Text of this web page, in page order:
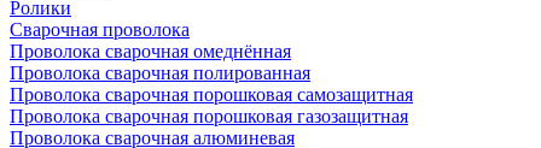
Ролики
Cварочная проволока
Проволока сварочная омеднённая
Проволока сварочная полированная
Проволока сварочная порошковая самозащитная
Проволока сварочная порошковая газозащитная
Проволока сварочная алюминевая